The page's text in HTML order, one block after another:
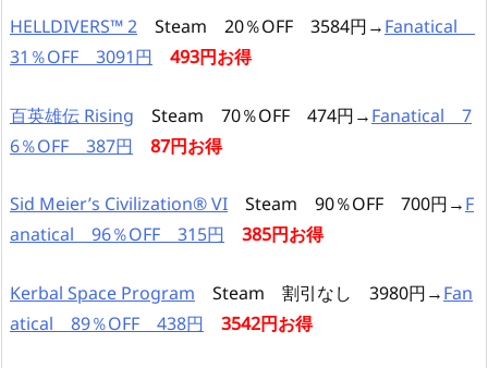
HELLDIVERS™ 2 Steam 20％OFF 3584円→Fanatical
31％OFF 3091円
493円お得
百英雄伝 Rising Steam 70％OFF 474円→Fanatical 7
6％OFF 387円
87円お得
Sid Meier’s Civilization® VI Steam 90％OFF 700円→F
anatical 96％OFF 315円
385円お得
Kerbal Space Program Steam 割引なし 3980円→Fan
atical 89％OFF 438円
3542円お得